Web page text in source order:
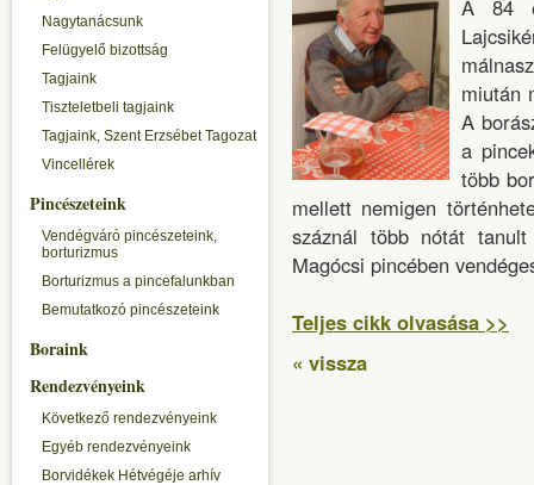
Nagytanácsunk
Felügyelő bizottság
Tagjaink
Tiszteletbeli tagjaink
Tagjaink, Szent Erzsébet Tagozat
Vincellérek
Pincészeteink
Vendégváró pincészeteink,
borturizmus
Borturizmus a pincefalunkban
Bemutatkozó pincészeteink
Boraink
Rendezvényeink
Következő rendezvényeink
Egyéb rendezvényeink
Borvidékek Hétvégéje arhív
A 84
miután
A
a
több
mellett nemigen
száznál több nótát
Magócsi pincében
Teljes cikk olvasása >>
« vissza